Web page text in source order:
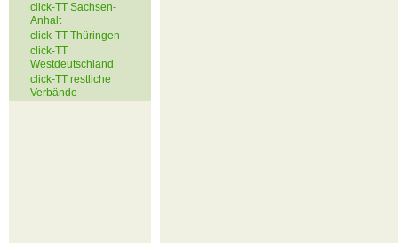
click-TT Sachsen-
Anhalt
click-TT Thüringen
click-TT
Westdeutschland
click-TT restliche
Verbände